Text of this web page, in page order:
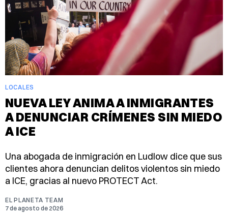
LOCALES
NUEVA LEY ANIMA A INMIGRANTES
A DENUNCIAR CRÍMENES SIN MIEDO
A ICE
Una abogada de inmigración en Ludlow dice que sus
clientes ahora denuncian delitos violentos sin miedo
a ICE, gracias al nuevo PROTECT Act.
EL PLANETA TEAM
7 de agosto de 2026